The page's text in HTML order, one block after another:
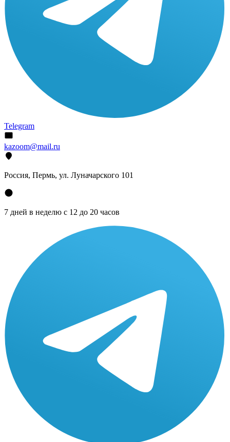
Telegram
kazoom@mail.ru
Россия, Пермь, ул. Луначарского 101
7 дней в неделю с 12 до 20 часов